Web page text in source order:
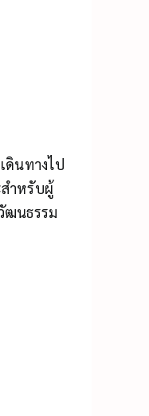
ดินทางไป
ำหรับผู้
ฒนธรรม